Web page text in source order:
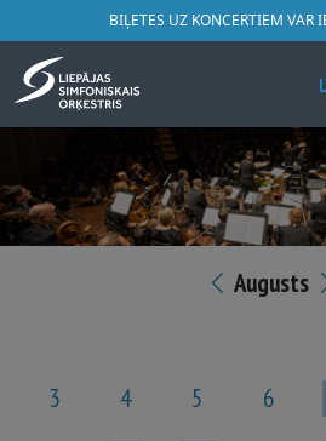
BIĻETES UZ KONCERTIEM VAR
Augusts
3
4 5 6